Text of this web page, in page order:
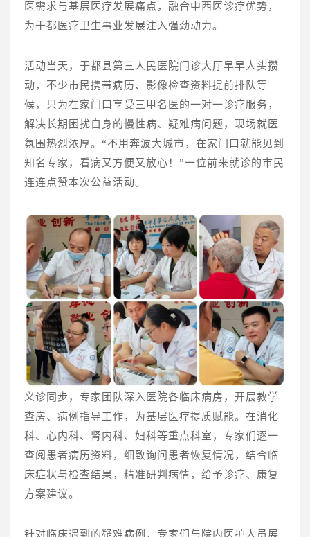
医需求与基层医疗发展痛点，融合中西医诊疗优势，
为于都医疗卫生事业发展注入强劲动力。
活动当天，于都县第三人民医院门诊大厅早早人头攒
动，不少市民携带病历、影像检查资料提前排队等
候，只为在家门口享受三甲名医的一对一诊疗服务，
解决长期困扰自身的慢性病、疑难病问题，现场就医
氛围热烈浓厚。“不用奔波大城市，在家门口就能见到
知名专家，看病又方便又放心！”一位前来就诊的市民
连连点赞本次公益活动。
义诊同步，专家团队深入医院各临床病房，开展教学
查房、病例指导工作，为基层医疗提质赋能。在消化
科、心内科、肾内科、妇科等重点科室，专家们逐一
查阅患者病历资料，细致询问患者恢复情况，结合临
床症状与检查结果，精准研判病情，给予诊疗、康复
方案建议。
针对临床遇到的疑难病例，专家们与院内医护人员展